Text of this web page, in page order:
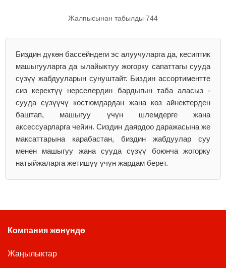
Жалпысынан табылды 744
Биздин дүкөн бассейндеги эс алуучуларга да, кесиптик
машыгууларга да ылайыктуу жогорку сапаттагы сууда
сүзүү жабдууларын сунуштайт. Биздин ассортиментте
сиз керектүү нерселердин бардыгын таба аласыз -
сууда сүзүүчү костюмдардан жана көз айнектерден
баштап, машыгуу үчүн шлемдерге жана
аксессуарларга чейин. Сиздин даярдоо даражасына же
максаттарына карабастан, биздин жабдуулар суу
менен машыгуу жана сууда сүзүү боюнча жогорку
натыйжаларга жетишүү үчүн жардам берет.
Компания жөнүндө
Жаңылыктар